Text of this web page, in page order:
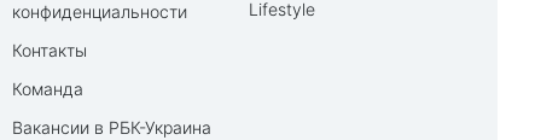
конфиденциальности
Контакты
Команда
Вакансии в РБК-Украина
Lifestyle